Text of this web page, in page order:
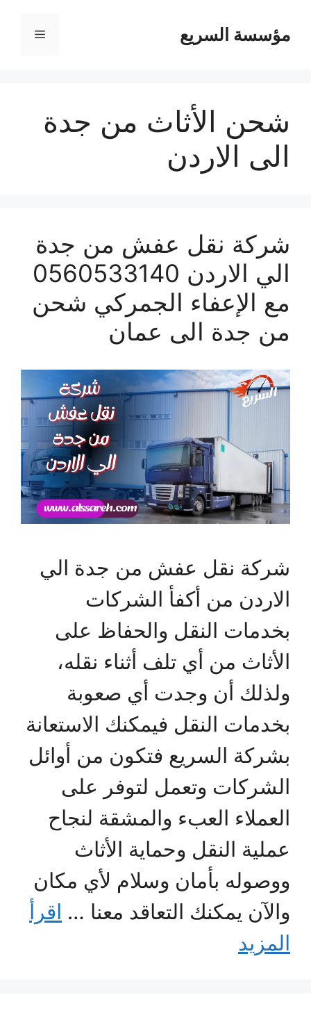
مؤسسة السريع القائمة
شحن الأثاث من جدة
الى الاردن
شركة نقل عفش من جدة
الي الاردن 0560533140
مع الإعفاء الجمركي شحن
من جدة الى عمان
شركة نقل عفش من جدة الي
الاردن من أكفأ الشركات
بخدمات النقل والحفاظ على
الأثاث من أي تلف أثناء نقله،
ولذلك أن وجدت أي صعوبة
بخدمات النقل فيمكنك الاستعانة
بشركة السريع فتكون من أوائل
الشركات وتعمل لتوفر على
العملاء العبء والمشقة لنجاح
عملية النقل وحماية الأثاث
ووصوله بأمان وسلام لأي مكان
والآن يمكنك التعاقد معنا … اقرأ
المزيد